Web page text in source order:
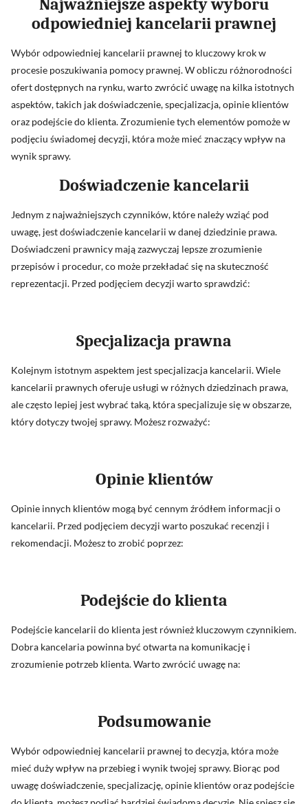
Najważniejsze aspekty wyboru
odpowiedniej kancelarii prawnej
Wybór odpowiedniej kancelarii prawnej to kluczowy krok w
procesie poszukiwania pomocy prawnej. W obliczu różnorodności
ofert dostępnych na rynku, warto zwrócić uwagę na kilka istotnych
aspektów, takich jak doświadczenie, specjalizacja, opinie klientów
oraz podejście do klienta. Zrozumienie tych elementów pomoże w
podjęciu świadomej decyzji, która może mieć znaczący wpływ na
wynik sprawy.
Doświadczenie kancelarii
Jednym z najważniejszych czynników, które należy wziąć pod
uwagę, jest doświadczenie kancelarii w danej dziedzinie prawa.
Doświadczeni prawnicy mają zazwyczaj lepsze zrozumienie
przepisów i procedur, co może przekładać się na skuteczność
reprezentacji. Przed podjęciem decyzji warto sprawdzić:
Specjalizacja prawna
Kolejnym istotnym aspektem jest specjalizacja kancelarii. Wiele
kancelarii prawnych oferuje usługi w różnych dziedzinach prawa,
ale często lepiej jest wybrać taką, która specjalizuje się w obszarze,
który dotyczy twojej sprawy. Możesz rozważyć:
Opinie klientów
Opinie innych klientów mogą być cennym źródłem informacji o
kancelarii. Przed podjęciem decyzji warto poszukać recenzji i
rekomendacji. Możesz to zrobić poprzez:
Podejście do klienta
Podejście kancelarii do klienta jest również kluczowym czynnikiem.
Dobra kancelaria powinna być otwarta na komunikację i
zrozumienie potrzeb klienta. Warto zwrócić uwagę na:
Podsumowanie
Wybór odpowiedniej kancelarii prawnej to decyzja, która może
mieć duży wpływ na przebieg i wynik twojej sprawy. Biorąc pod
uwagę doświadczenie, specjalizację, opinie klientów oraz podejście